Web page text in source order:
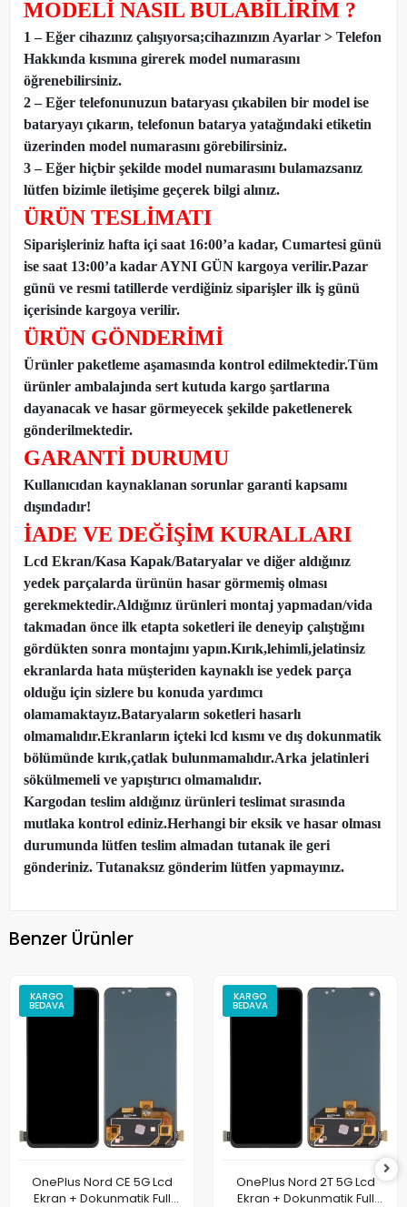
MODELİ NASIL BULABİLİRİM ?
1 – Eğer cihazınız çalışıyorsa;cihazınızın Ayarlar > Telefon
Hakkında kısmına girerek model numarasını
öğrenebilirsiniz.
2 – Eğer telefonunuzun bataryası çıkabilen bir model ise
bataryayı çıkarın, telefonun batarya yatağındaki etiketin
üzerinden model numarasını görebilirsiniz.
3 – Eğer hiçbir şekilde model numarasını bulamazsanız
lütfen bizimle iletişime geçerek bilgi alınız.
ÜRÜN TESLİMATI
Siparişleriniz hafta içi saat 16:00’a kadar, Cumartesi günü
ise saat 13:00’a kadar AYNI GÜN kargoya verilir.Pazar
günü ve resmi tatillerde verdiğiniz siparişler ilk iş günü
içerisinde kargoya verilir.
ÜRÜN GÖNDERİMİ
Ürünler paketleme aşamasında kontrol edilmektedir.Tüm
ürünler ambalajında sert kutuda kargo şartlarına
dayanacak ve hasar görmeyecek şekilde paketlenerek
gönderilmektedir.
GARANTİ DURUMU
Kullanıcıdan kaynaklanan sorunlar garanti kapsamı
dışındadır!
İADE VE DEĞİŞİM KURALLARI
Lcd Ekran/Kasa Kapak/Bataryalar ve diğer aldığınız
yedek parçalarda ürünün hasar görmemiş olması
gerekmektedir.Aldığınız ürünleri montaj yapmadan/vida
takmadan önce ilk etapta soketleri ile deneyip çalıştığını
gördükten sonra montajını yapın.Kırık,lehimli,jelatinsiz
ekranlarda hata müşteriden kaynaklı ise yedek parça
olduğu için sizlere bu konuda yardımcı
olamamaktayız.Bataryaların soketleri hasarlı
olmamalıdır.Ekranların içteki lcd kısmı ve dış dokunmatik
bölümünde kırık,çatlak bulunmamalıdır.Arka jelatinleri
sökülmemeli ve yapıştırıcı olmamalıdır.
Kargodan teslim aldığınız ürünleri teslimat sırasında
mutlaka kontrol ediniz.Herhangi bir eksik ve hasar olması
durumunda lütfen teslim almadan tutanak ile geri
gönderiniz. Tutanaksız gönderim lütfen yapmayınız.
Benzer Ürünler
KARGO
BEDAVA
OnePlus Nord CE 5G Lcd
Ekran + Dokunmatik Full
KARGO
BEDAVA
OnePlus Nord 2T 5G Lcd
Ekran + Dokunmatik Full